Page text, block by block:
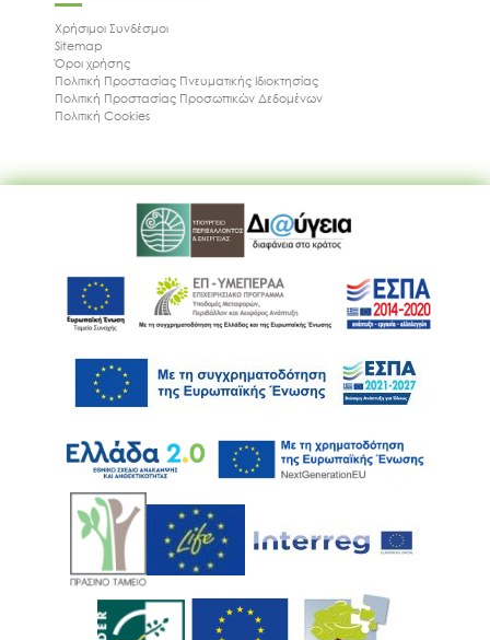
Χρήσιμοι Συνδέσμοι
Sitemap
Όροι χρήσης
Πολιτική Προστασίας Πνευματικής Ιδιοκτησίας
Πολιτική Προστασίας Προσωπικών Δεδομένων
Πολιτική Cookies